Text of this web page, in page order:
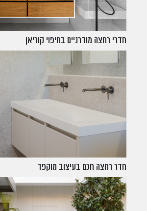
חדרי רחצה מודרניים בחיפוי קוריאן
חדר רחצה חכם בעיצוב מוקפד